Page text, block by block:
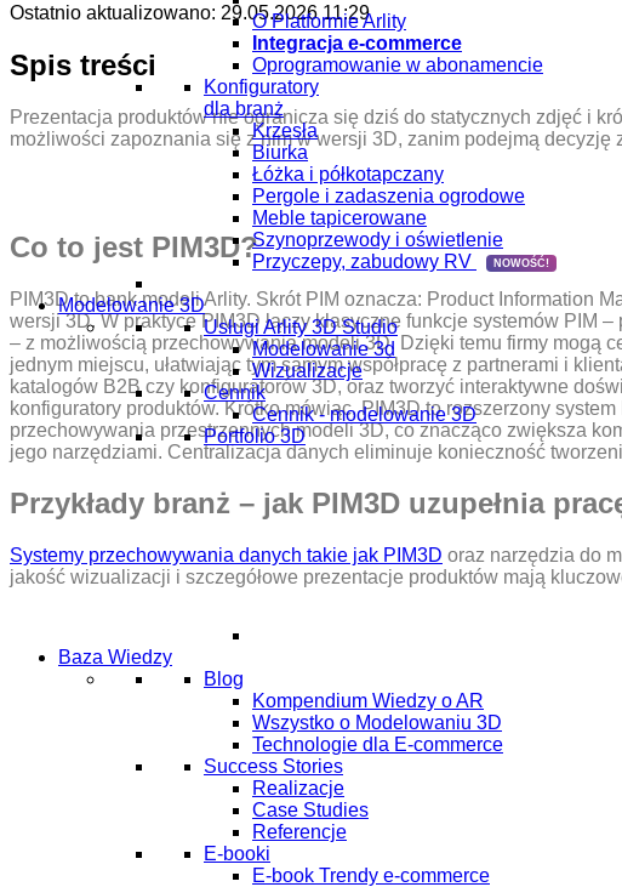
O Platformie Arlity
Integracja e-commerce
Oprogramowanie w abonamencie
Konfiguratory
dla branż
Krzesła
Biurka
Łóżka i półkotapczany
Pergole i zadaszenia ogrodowe
Meble tapicerowane
Szynoprzewody i oświetlenie
Przyczepy, zabudowy RV
NOWOŚĆ!
Modelowanie 3D
Usługi Arlity 3D Studio
Modelowanie 3d
Wizualizacje
Cennik
Cennik - modelowanie 3D
Portfolio 3D
Baza Wiedzy
Blog
Kompendium Wiedzy o AR
Wszystko o Modelowaniu 3D
Technologie dla E-commerce
Success Stories
Realizacje
Case Studies
Referencje
E-booki
E-book Trendy e-commerce
Ostatnio aktualizowano: 29.05.2026 11:29
Spis treści
Prezentacja produktów nie ogranicza się dziś do statycznych zdjęć i
możliwości zapoznania się z nim w wersji 3D, zanim podejmą decyzję
Co to jest PIM3D?
PIM3D to bank modeli Arlity. Skrót PIM oznacza: Product Information
wersji 3D. W praktyce PIM3D łączy klasyczne funkcje systemów PIM
– z możliwością przechowywania modeli 3D. Dzięki temu firmy mogą
jednym miejscu, ułatwiając tym samym współpracę z partnerami i
katalogów B2B czy konfiguratorów 3D, oraz tworzyć interaktywne
konfiguratory produktów. Krótko mówiąc, PIM3D to rozszerzony
przechowywania przestrzennych modeli 3D, co znacząco zwiększa
jego narzędziami. Centralizacja danych eliminuje konieczność
Przykłady branż – jak PIM3D uzupełnia
Systemy przechowywania danych takie jak PIM3D oraz narzędzia do
jakość wizualizacji i szczegółowe prezentacje produktów mają